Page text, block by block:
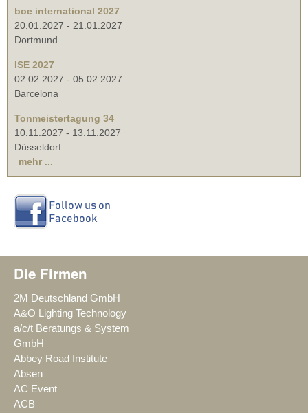
boe international 2027
20.01.2027 - 21.01.2027
Dortmund
ISE 2027
02.02.2027 - 05.02.2027
Barcelona
Tonmeistertagung 34
10.11.2027 - 13.11.2027
Düsseldorf
mehr ...
Die Firmen
2M Deutschland GmbH
A&O Lighting Technology
a/c/t Beratungs & System
GmbH
Abbey Road Institute
Absen
AC Event
ACB